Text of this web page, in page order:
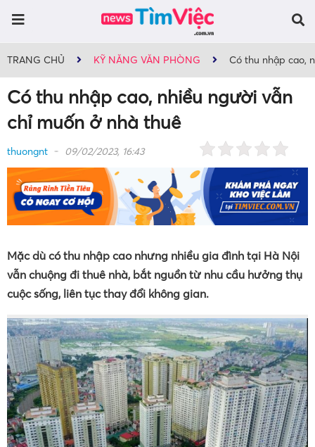
TRANG CHỦ KỸ NĂNG VĂN PHÒNG Có thu nhập cao,
Có thu nhập cao, nhiều người vẫn
chỉ muốn ở nhà thuê
thuongnt 09/02/2023, 16:43
Mặc dù có thu nhập cao nhưng nhiều gia đình tại Hà Nội
vẫn chuộng đi thuê nhà, bắt nguồn từ nhu cầu hưởng thụ
cuộc sống, liên tục thay đổi không gian.